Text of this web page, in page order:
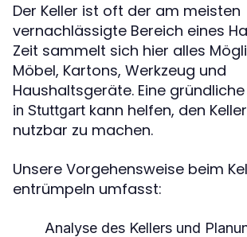
Der Keller ist oft der am meisten
vernachlässigte Bereich eines
Zeit sammelt sich hier alles
Möbel, Kartons, Werkzeug und
Haushaltsgeräte. Eine gründliche
in Stuttgart kann helfen, den
nutzbar zu machen.
Unsere Vorgehensweise beim
entrümpeln umfasst:
Analyse des Kellers und